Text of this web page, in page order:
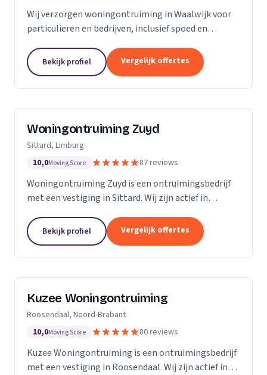
Wij verzorgen woningontruiming in Waalwijk voor
particulieren en bedrijven, inclusief spoed en
Bekijk profiel Vergelijk offertes
Woningontruiming Zuyd
Sittard, Limburg
10,0Moving Score 87 reviews
Woningontruiming Zuyd is een ontruimingsbedrijf
met een vestiging in Sittard. Wij zijn actief in
een 5.Bekijk profiel Vergelijk offertes
Kuzee Woningontruiming
Roosendaal, Noord-Brabant
10,0Moving Score 80 reviews
Kuzee Woningontruiming is een ontruimingsbedrijf
met een vestiging in Roosendaal. Wij zijn actief in